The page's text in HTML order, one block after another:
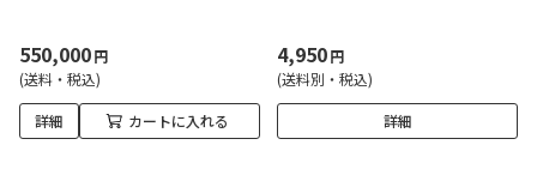
550,000円
(送料・税込)
詳細 カートに入れる
4,950円
(送料別・税込)
詳細